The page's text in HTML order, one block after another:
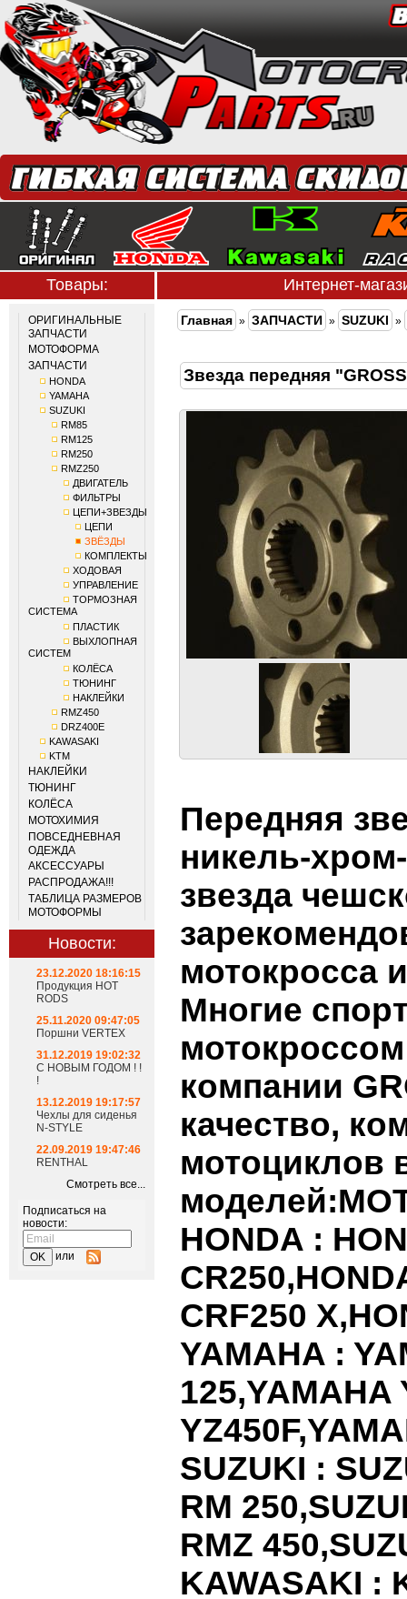
Товары: Интернет-
ОРИГИНАЛЬНЫЕ
ЗАПЧАСТИ
МОТОФОРМА
ЗАПЧАСТИ
HONDA
YAMAHA
SUZUKI
RM85
RM125
RM250
RMZ250
ДВИГАТЕЛЬ
ФИЛЬТРЫ
ЦЕПИ+ЗВЕЗДЫ
ЦЕПИ
ЗВЁЗДЫ
КОМПЛЕКТЫ
ХОДОВАЯ
УПРАВЛЕНИЕ
ТОРМОЗНАЯ
СИСТЕМА
ПЛАСТИК
ВЫХЛОПНАЯ
СИСТЕМ
КОЛЁСА
ТЮНИНГ
НАКЛЕЙКИ
RMZ450
DRZ400E
KAWASAKI
KTM
НАКЛЕЙКИ
ТЮНИНГ
КОЛЁСА
МОТОХИМИЯ
ПОВСЕДНЕВНАЯ
ОДЕЖДА
АКСЕССУАРЫ
РАСПРОДАЖА!!!
ТАБЛИЦА РАЗМЕРОВ
МОТОФОРМЫ
Новости:
23.12.2020 18:16:15
Продукция HOT
RODS
25.11.2020 09:47:05
Поршни VERTEX
31.12.2019 19:02:32
С НОВЫМ ГОДОМ ! !
!
13.12.2019 19:17:57
Чехлы для сиденья
N-STYLE
22.09.2019 19:47:46
RENTHAL
Смотреть все...
Подписаться на
новости:
или
Главная » ЗАПЧАСТИ » SUZUKI »
Звезда передняя
Передняя
никель-
звезда
мотокросса
Многие
компании
качество,
мотоциклов
моделей:
HONDA :
CR250,
CRF250 X,
YAMAHA :
125,YAMAHA
YZ450F,
SUZUKI :
RM 250,
RMZ 450,
KAWASAKI :